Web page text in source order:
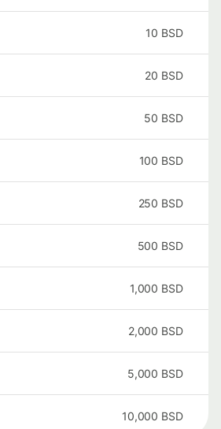
10 BSD
20 BSD
50 BSD
100 BSD
250 BSD
500 BSD
1,000 BSD
2,000 BSD
5,000 BSD
10,000 BSD